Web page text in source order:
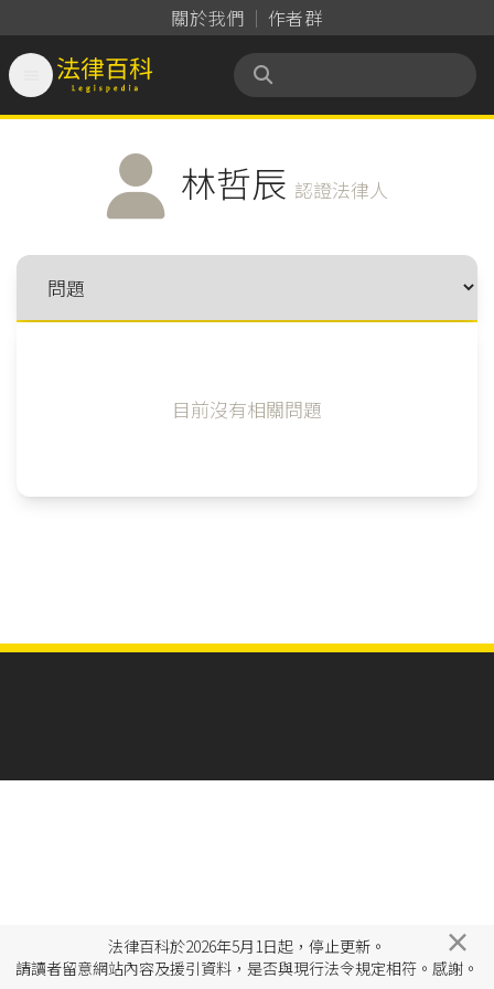
關於我們 作者群
法律百科 Legispedia
林哲辰 認證法律人
目前沒有相關問題
法律百科於2026年5月1日起，停止更新。
請讀者留意網站內容及援引資料，是否與現行法令規定相符。感謝。
×